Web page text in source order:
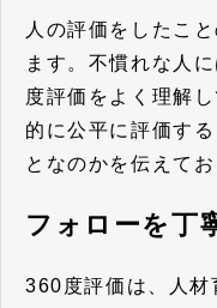
人の評価をしたこ
ます。不慣れな人
度評価をよく理解
的に公平に評価す
となのかを伝えてお
フォローを丁
360度評価は、人材